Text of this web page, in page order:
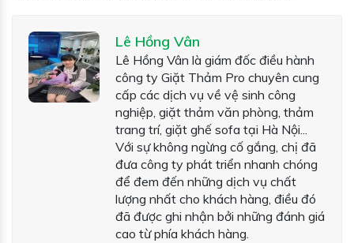
Lê Hồng Vân
Lê Hồng Vân là giám đốc điều hành
công ty Giặt Thảm Pro chuyên cung
cấp các dịch vụ về vệ sinh công
nghiệp, giặt thảm văn phòng, thảm
trang trí, giặt ghế sofa tại Hà Nội...
Với sự không ngừng cố gắng, chị đã
đưa công ty phát triển nhanh chóng
để đem đến những dịch vụ chất
lượng nhất cho khách hàng, điều đó
đã được ghi nhận bởi những đánh giá
cao từ phía khách hàng.